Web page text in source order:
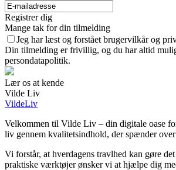
Registrer dig
Mange tak for din tilmelding
Jeg har læst og forstået brugervilkår og
Din tilmelding er frivillig, og du har altid
persondatapolitik.
Lær os at kende
Vilde Liv
VildeLiv
Velkommen til Vilde Liv – din digitale oase
liv gennem kvalitetsindhold, der spænder
Vi forstår, at hverdagens travlhed kan gøre
praktiske værktøjer ønsker vi at hjælpe dig